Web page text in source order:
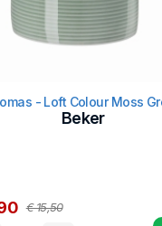
- Loft Colour Moss
Beker
€ 15,50